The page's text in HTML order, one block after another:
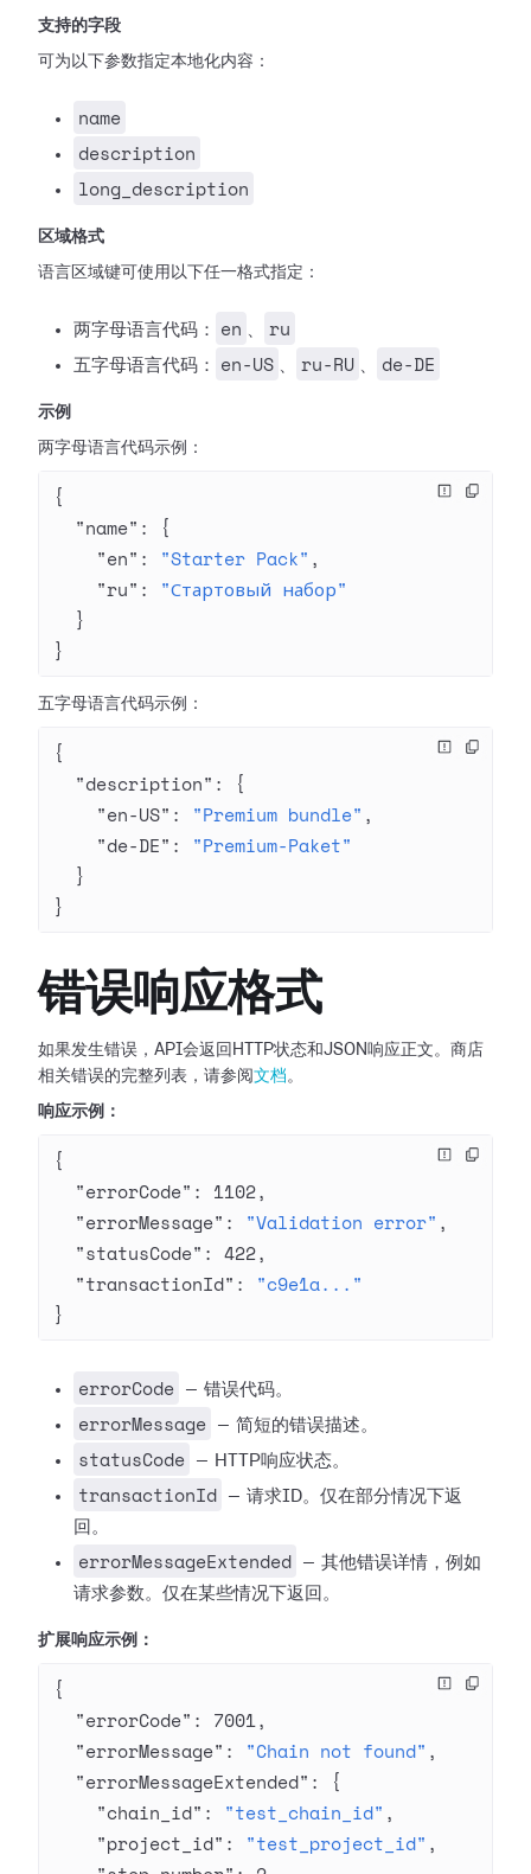
支持的字段
可为以下参数指定本地化内容：
name
description
long_description
区域格式
语言区域键可使用以下任一格式指定：
两字母语言代码： en 、 ru
五字母语言代码： en-US 、 ru-RU 、 de-DE
示例
两字母语言代码示例：
{
  "name"
: {
    "en"
: "Starter Pack" ,
    "ru"
: "Стартовый набор"
  }
}
五字母语言代码示例：
{
  "description"
: {
    "en-US"
: "Premium bundle" ,
    "de-DE"
: "Premium-Paket"
  }
}
错误响应格式
如果发生错误，API会返回HTTP状态和JSON响应正文。商店
相关错误的完整列表，请参阅 文档。
响应示例：
{
  "errorCode"
: 1102,
  "errorMessage"
: "Validation error" ,
  "statusCode"
: 422,
  "transactionId"
: "c9e1a..."
}
errorCode — 错误代码。
errorMessage — 简短的错误描述。
statusCode — HTTP响应状态。
transactionId
— 请求ID。仅在部分情况下返
回。
errorMessageExtended
— 其他错误详情，例如
请求参数。仅在某些情况下返回。
扩展响应示例：
{
  "errorCode"
: 7001,
  "errorMessage"
: "Chain not found" ,
  "errorMessageExtended"
: {
    "chain_id"
: "test_chain_id" ,
    "project_id"
: "test_project_id" ,